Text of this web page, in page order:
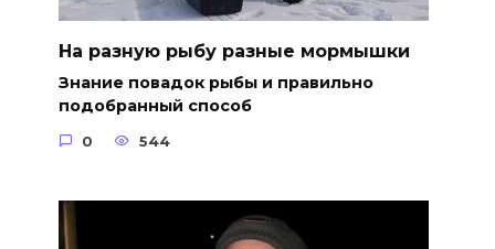
На разную рыбу разные мормышки
Знание повадок рыбы и правильно
подобранный способ
0 544